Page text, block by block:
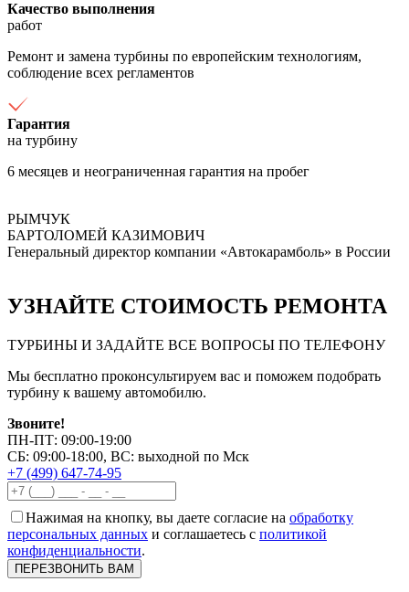
Качество выполнения
работ
Ремонт и замена турбины по европейским технологиям,
соблюдение всех регламентов
Гарантия
на турбину
6 месяцев и неограниченная гарантия на пробег
РЫМЧУК
БАРТОЛОМЕЙ КАЗИМОВИЧ
Генеральный директор компании «Автокарамболь» в России
УЗНАЙТЕ СТОИМОСТЬ РЕМОНТА
ТУРБИНЫ И ЗАДАЙТЕ ВСЕ ВОПРОСЫ ПО ТЕЛЕФОНУ
Мы бесплатно проконсультируем вас и поможем подобрать
турбину к вашему автомобилю.
Звоните!
ПН-ПТ: 09:00-19:00
СБ: 09:00-18:00, ВС: выходной по Мск
+7 (499) 647-74-95
Нажимая на кнопку, вы даете согласие на обработку
персональных данных и соглашаетесь с политикой
конфиденциальности.